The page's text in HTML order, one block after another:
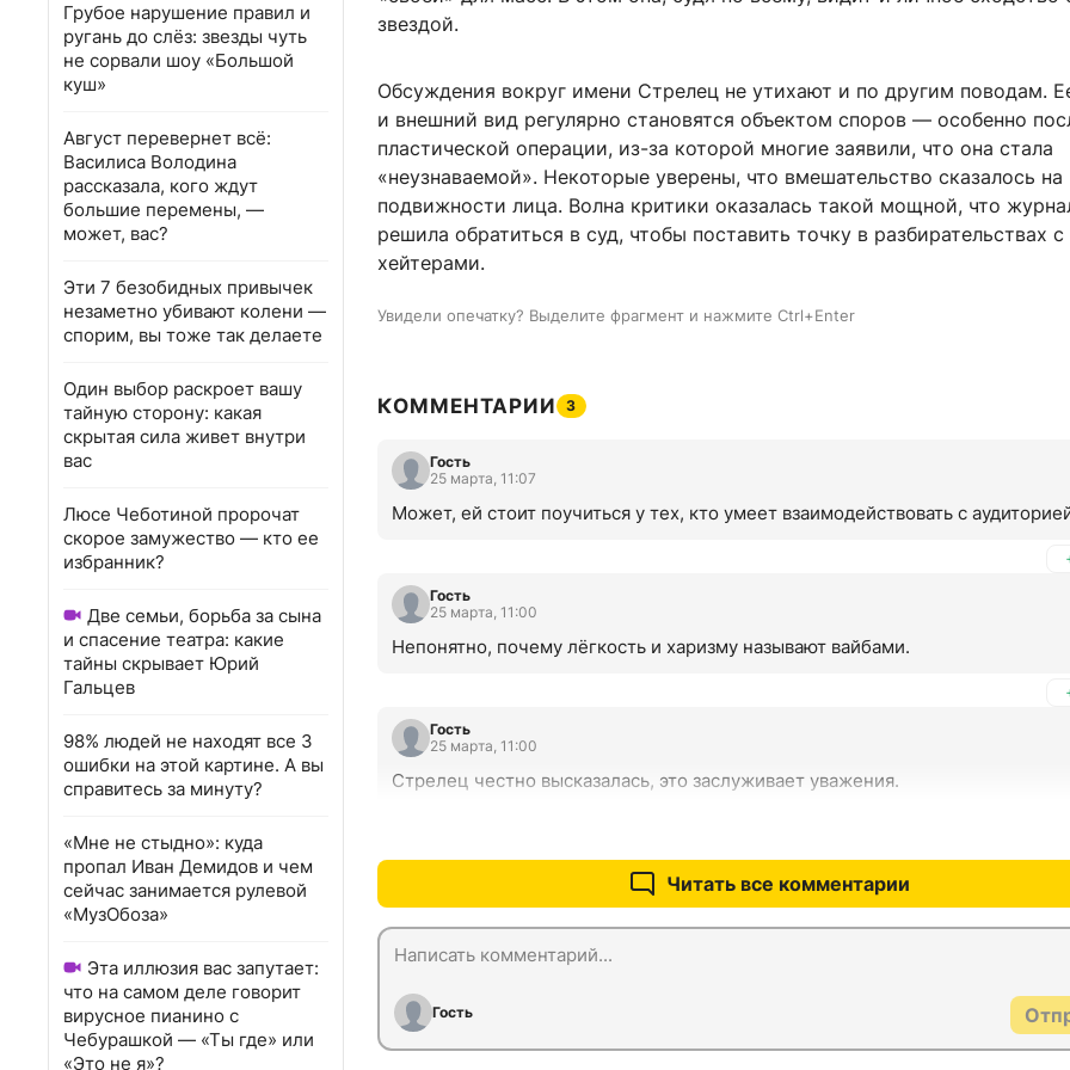
Грубое нарушение правил и
ругань до слёз: звезды чуть
не сорвали шоу «Большой
куш»
Август перевернет всё:
Василиса Володина
рассказала, кого ждут
большие перемены, —
может, вас?
Эти 7 безобидных привычек
незаметно убивают колени —
спорим, вы тоже так делаете
Один выбор раскроет вашу
тайную сторону: какая
скрытая сила живет внутри
вас
Люсе Чеботиной пророчат
скорое замужество — кто ее
избранник?
Две семьи, борьба за сына
и спасение театра: какие
тайны скрывает Юрий
Гальцев
98% людей не находят все 3
ошибки на этой картине. А вы
справитесь за минуту?
«Мне не стыдно»: куда
пропал Иван Демидов и чем
сейчас занимается рулевой
«МузОбоза»
Эта иллюзия вас запутает:
что на самом деле говорит
вирусное пианино с
Чебурашкой — «Ты где» или
«Это не я»?
звездой.
Обсуждения вокруг имени Стрелец не утихают и по другим поводам.
и внешний вид регулярно становятся объектом споров — особенно
пластической операции, из-за которой многие заявили, что она стала
«неузнаваемой». Некоторые уверены, что вмешательство сказалось на
подвижности лица. Волна критики оказалась такой мощной, что
решила обратиться в суд, чтобы поставить точку в разбирательствах с
хейтерами.
Увидели опечатку? Выделите фрагмент и нажмите Ctrl+Enter
КОММЕНТАРИИ 3
Гость
25 марта, 11:07
Может, ей стоит поучиться у тех, кто умеет взаимодействовать с
Гость
25 марта, 11:00
Непонятно, почему лёгкость и харизму называют вайбами.
Гость
25 марта, 11:00
Стрелец честно высказалась, это заслуживает уважения.
Читать все комментарии
Гость